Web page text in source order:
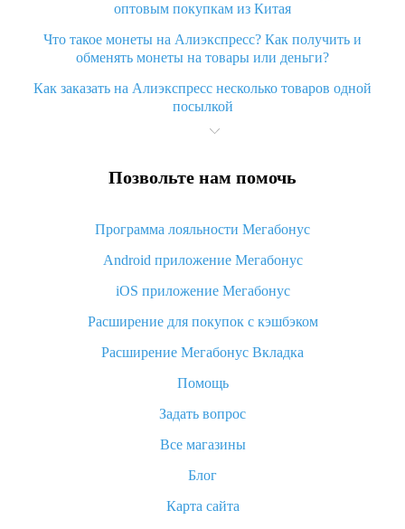
оптовым покупкам из Китая
Что такое монеты на Алиэкспресс? Как получить и
обменять монеты на товары или деньги?
Как заказать на Алиэкспресс несколько товаров одной
посылкой
Что значит статус «Заказ закрыт» на Алиэкспресс и что
Что делать, если Алиэкспресс просит ввести паспортные
Как узнать, куда пришла посылка с Алиэкспресс
Вы отменили заказ на Алиэкспресс, когда вернут деньги?
Что такое баллы на Алиэкспресс, как их получить и
«AliExpress Standard Shipping»: что это за метод доставки и
как его отслеживать
Как покупать оптом на Алиэкспресс
Что делать, если не пришел товар с Алиэкспресс
возврата денег
Позвольте нам помочь
Программа лояльности Мегабонус
Android приложение Мегабонус
iOS приложение Мегабонус
Расширение для покупок с кэшбэком
Расширение Мегабонус Вкладка
Помощь
Задать вопрос
Все магазины
Блог
Карта сайта